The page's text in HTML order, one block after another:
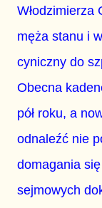
Włodzimierza
męża stanu i
cyniczny do
Obecna
pół roku, a
odnaleźć nie
domagania
sejmowych